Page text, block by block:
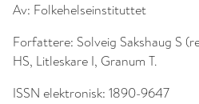
Av: Folkehelseinstituttet
Forfattere: Solveig Sakshaug S
HS, Litleskare I, Granum T.
ISSN elektronisk: 1890-9647